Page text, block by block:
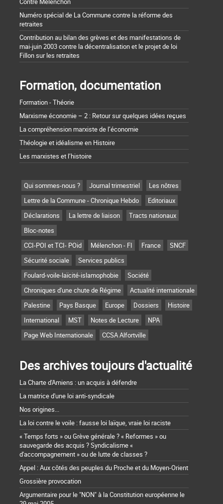
Numéro spécial de La Commune contre la réforme des
retraites
Contribution au bilan des grèves et des manifestations de
mai-juin 2003 contre la décentralisation et le projet de loi
Fillon sur les retraites
Formation, documentation
Formation - Théorie
Marxisme économie – 2 : Retour sur quelques idées reçues
La compréhension marxiste de l’économie
Théologie et idéalisme en Histoire
Les marxistes et l’histoire
Qui sommes-nous ? Journal trimestriel
Les nôtres
Lettre de la Commune - Chronique Hebdo
Editoriaux
Déclarations
La lettre de liaison
Tracts nationaux
Bloc-notes
CCI-POI et TCI- POid
Mélenchon - FI France
SNCF
Sécurité sociale
Services publics
Foulard-voile-laïcité-islamophobie
Société
Chroniques d'une chute de Régime
Actualité internationale
Palestine
Pays Basque Europe Dossiers
Histoire
International
MST Notes de Lecture
NPA
Page Web Internationale
CCSA Alfortville
Des archives toujours d'actualité
La Charte d'Amiens : un acquis à défendre
La matrice d'une loi anti-syndicale
Nos origines...
La loi contre le voile : fausse loi laïque, vraie loi raciste
« Temps forts » ou Grève générale ? « Reformes » ou
sauvegarde des acquis ? Syndicalisme «
d'accompagnement » ou de lutte de classes ?
Appel : Aux côtés des peuples du Proche et du Moyen-Orient
Grossière provocation
Argumentaire pour le "NON" à la Constitution européenne le